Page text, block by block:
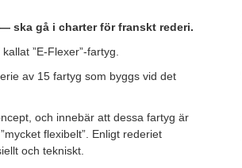
ska gå i charter för franskt rederi.
”E-Flexer”-fartyg.
av 15 fartyg som byggs vid det
och innebär att dessa fartyg är
flexibelt”. Enligt rederiet
och tekniskt.